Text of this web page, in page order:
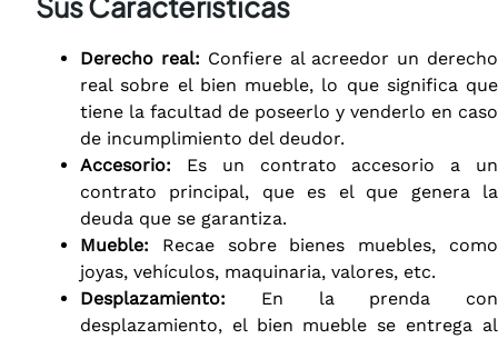
Derecho real: Confiere al acreedor un derecho
real sobre el bien mueble, lo que significa que
tiene la facultad de poseerlo y venderlo en caso
de incumplimiento del deudor.
Accesorio: Es un contrato accesorio a un
contrato principal, que es el que genera la
deuda que se garantiza.
Mueble: Recae sobre bienes muebles, como
joyas, vehículos, maquinaria, valores, etc.
Desplazamiento: En la prenda con
desplazamiento, el bien mueble se entrega al